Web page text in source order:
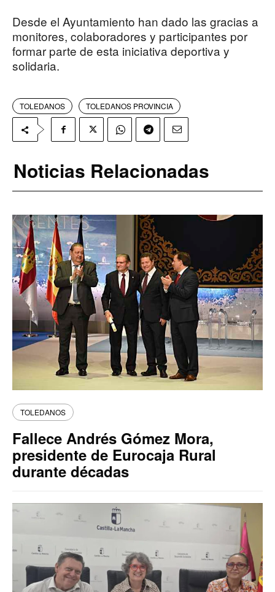
Desde el Ayuntamiento han dado las gracias a
monitores, colaboradores y participantes por
formar parte de esta iniciativa deportiva y
solidaria.
TOLEDANOS TOLEDANOS PROVINCIA
Noticias Relacionadas
TOLEDANOS
Fallece Andrés Gómez Mora,
presidente de Eurocaja Rural
durante décadas